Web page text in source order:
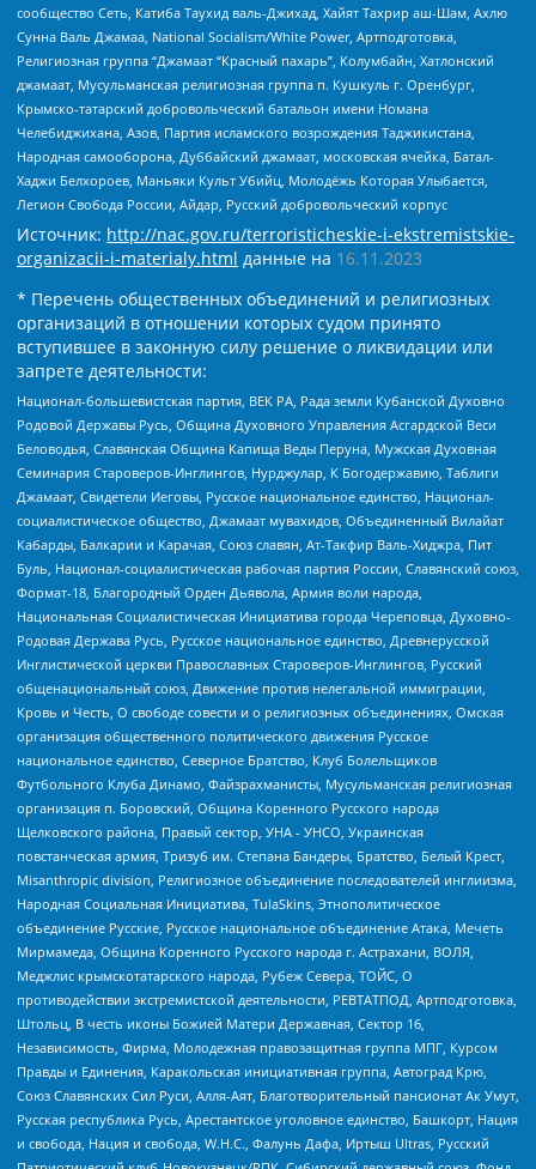
сообщество Сеть, Катиба Таухид валь-Джихад, Хайят Тахрир аш-Шам, Ахлю
Сунна Валь Джамаа, National Socialism/White Power, Артподготовка,
Религиозная группа “Джамаат “Красный пахарь”, Колумбайн, Хатлонский
джамаат, Мусульманская религиозная группа п. Кушкуль г. Оренбург,
Крымско-татарский добровольческий батальон имени Номана
Челебиджихана, Азов, Партия исламского возрождения Таджикистана,
Народная самооборона, Дуббайский джамаат, московская ячейка, Батал-
Хаджи Белхороев, Маньяки Культ Убийц, Молодёжь Которая Улыбается,
Легион Свобода России, Айдар, Русский добровольческий корпус
Источник: http://nac.gov.ru/terroristicheskie-i-ekstremistskie-
organizacii-i-materialy.html данные на 16.11.2023
* Перечень общественных объединений и религиозных
организаций в отношении которых судом принято
вступившее в законную силу решение о ликвидации или
запрете деятельности:
Национал-большевистская партия, ВЕК РА, Рада земли Кубанской Духовно
Родовой Державы Русь, Община Духовного Управления Асгардской Веси
Беловодья, Славянская Община Капища Веды Перуна, Мужская Духовная
Семинария Староверов-Инглингов, Нурджулар, К Богодержавию, Таблиги
Джамаат, Свидетели Иеговы, Русское национальное единство, Национал-
социалистическое общество, Джамаат мувахидов, Объединенный Вилайат
Кабарды, Балкарии и Карачая, Союз славян, Ат-Такфир Валь-Хиджра, Пит
Буль, Национал-социалистическая рабочая партия России, Славянский союз,
Формат-18, Благородный Орден Дьявола, Армия воли народа,
Национальная Социалистическая Инициатива города Череповца, Духовно-
Родовая Держава Русь, Русское национальное единство, Древнерусской
Инглистической церкви Православных Староверов-Инглингов, Русский
общенациональный союз, Движение против нелегальной иммиграции,
Кровь и Честь, О свободе совести и о религиозных объединениях, Омская
организация общественного политического движения Русское
национальное единство, Северное Братство, Клуб Болельщиков
Футбольного Клуба Динамо, Файзрахманисты, Мусульманская религиозная
организация п. Боровский, Община Коренного Русского народа
Щелковского района, Правый сектор, УНА - УНСО, Украинская
повстанческая армия, Тризуб им. Степана Бандеры, Братство, Белый Крест,
Misanthropic division, Религиозное объединение последователей инглиизма,
Народная Социальная Инициатива, TulaSkins, Этнополитическое
объединение Русские, Русское национальное объединение Атака, Мечеть
Мирмамеда, Община Коренного Русского народа г. Астрахани, ВОЛЯ,
Меджлис крымскотатарского народа, Рубеж Севера, ТОЙС, О
противодействии экстремистской деятельности, РЕВТАТПОД, Артподготовка,
Штольц, В честь иконы Божией Матери Державная, Сектор 16,
Независимость, Фирма, Молодежная правозащитная группа МПГ, Курсом
Правды и Единения, Каракольская инициативная группа, Автоград Крю,
Союз Славянских Сил Руси, Алля-Аят, Благотворительный пансионат Ак Умут,
Русская республика Русь, Арестантское уголовное единство, Башкорт, Нация
и свобода, Нация и свобода, W.H.С., Фалунь Дафа, Иртыш Ultras, Русский